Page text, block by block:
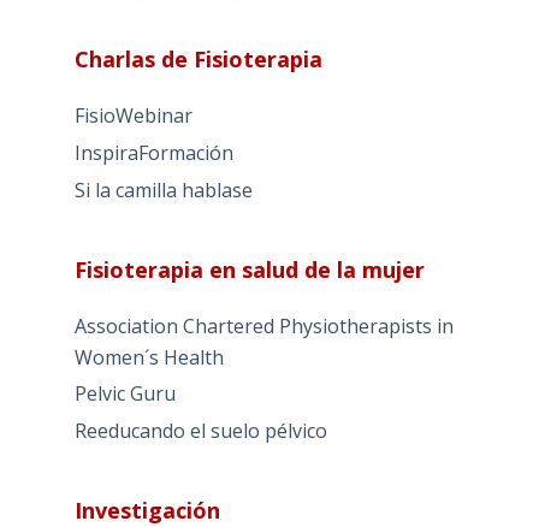
Charlas de Fisioterapia
FisioWebinar
InspiraFormación
Si la camilla hablase
Fisioterapia en salud de la mujer
Association Chartered Physiotherapists in
Women´s Health
Pelvic Guru
Reeducando el suelo pélvico
Investigación